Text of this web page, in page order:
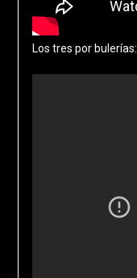
Los tres por bulerías: